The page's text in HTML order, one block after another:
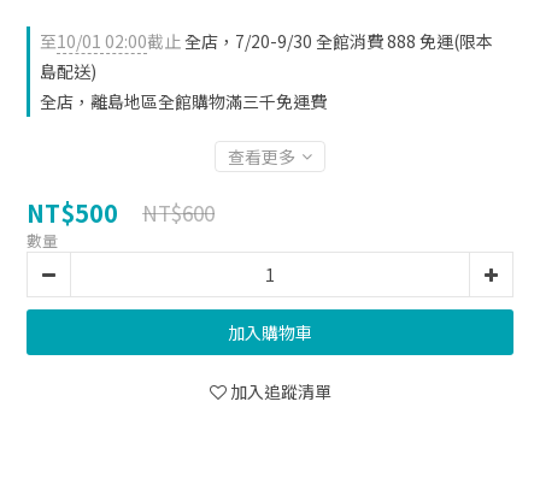
至10/01 02:00截止全店，7/20-9/30 全館消費 888 免運(限本
島配送)
全店，離島地區全館購物滿三千免運費
查看更多
NT$500 NT$600
數量
加入購物車
加入追蹤清單